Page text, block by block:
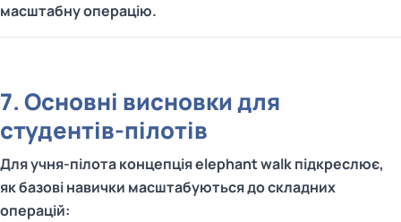
масштабну операцію.
7. Основні висновки для
студентів-пілотів
Для учня-пілота концепція elephant walk підкреслює,
як базові навички масштабуються до складних
операцій: